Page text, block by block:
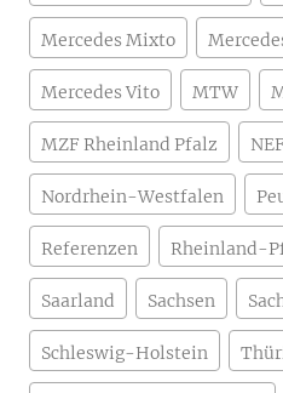
Mercedes Mixto
Mercedes Vito MTW
MZF Rheinland Pfalz NEF
Nordrhein-Westfalen
Referenzen Rheinland-
Saarland Sachsen
Schleswig-Holstein